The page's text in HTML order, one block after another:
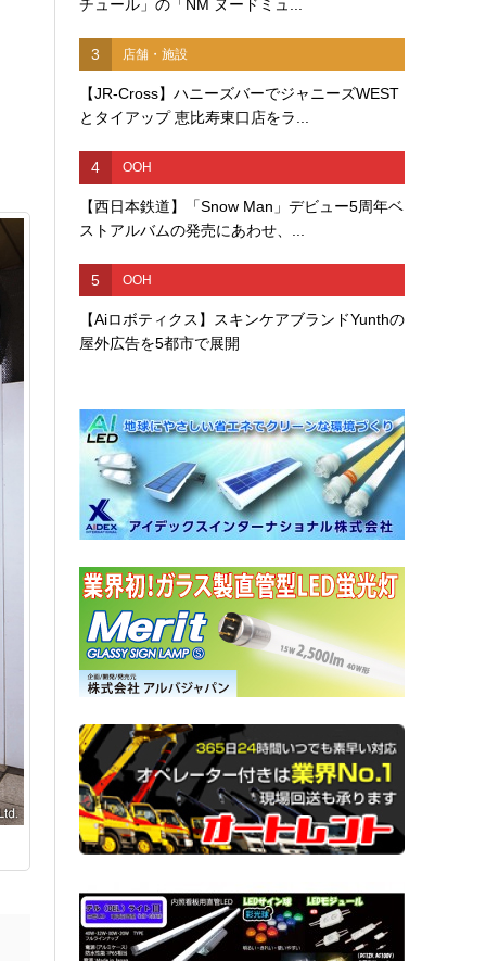
チュール」の「NM ヌードミュ...
3 店舗・施設
【JR-Cross】ハニーズバーでジャニーズWEST
とタイアップ 恵比寿東口店をラ...
4 OOH
【西日本鉄道】「Snow Man」デビュー5周年ベ
ストアルバムの発売にあわせ、...
5 OOH
【Aiロボティクス】スキンケアブランドYunthの
屋外広告を5都市で展開